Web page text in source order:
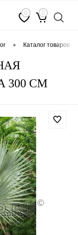
0 0
• каталог товаров
300 СМ